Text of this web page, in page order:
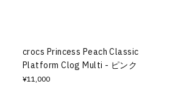
crocs Princess Peach Classic
Platform Clog Multi - ピンク
¥11,000